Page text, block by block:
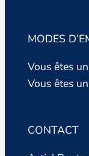
MODES
Vous êtes
Vous êtes
CONTACT